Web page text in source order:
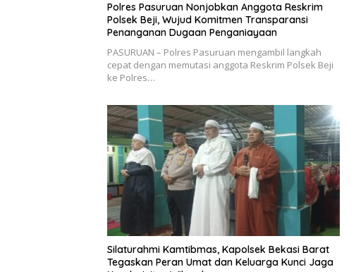
Polres Pasuruan Nonjobkan Anggota Reskrim
Polsek Beji, Wujud Komitmen Transparansi
Penanganan Dugaan Penganiayaan
PASURUAN – Polres Pasuruan mengambil langkah
cepat dengan memutasi anggota Reskrim Polsek Beji
ke Polres…
Silaturahmi Kamtibmas, Kapolsek Bekasi Barat
Tegaskan Peran Umat dan Keluarga Kunci Jaga